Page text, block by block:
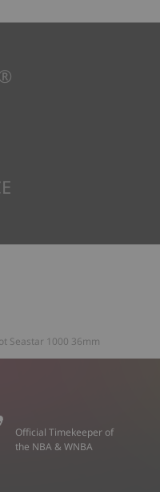
Seastar 1000 36mm
Official Timekeeper of
the NBA & WNBA